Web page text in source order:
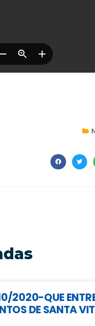
2020-QUE
DE SANTA